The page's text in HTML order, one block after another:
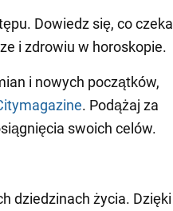
Dowiedz się, co czeka
i zdrowiu w horoskopie.
i nowych początków,
. Podążaj za
swoich celów.
dziedzinach życia. Dzięki